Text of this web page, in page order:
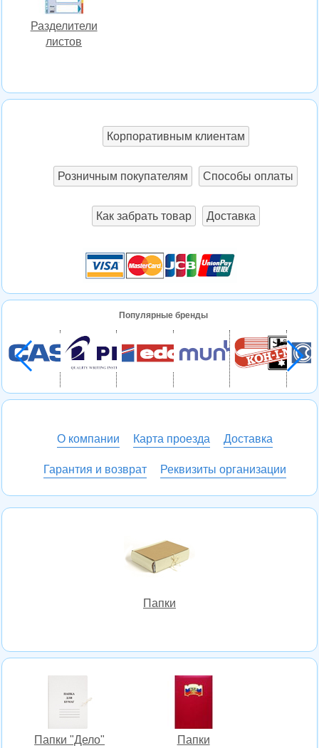
Папки
Папки "Дело"
Папки
Разделители
листов
Корпоративным клиентам
Розничным покупателям Способы оплаты
Как забрать товар Доставка
Популярные бренды
О компании Карта проезда Доставка
Гарантия и возврат Реквизиты организации